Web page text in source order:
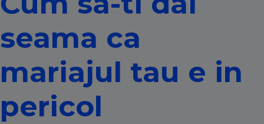
seama ca
mariajul tau e in
pericol